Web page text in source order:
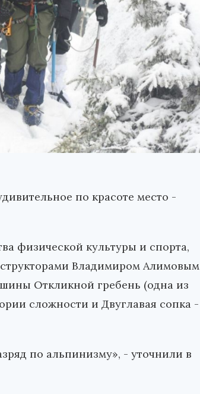
по красоте место -
физической культуры и спорта,
Владимиром Алимовым
Откликной гребень (одна из
сложности и Двуглавая сопка -
по альпинизму», - уточнили в